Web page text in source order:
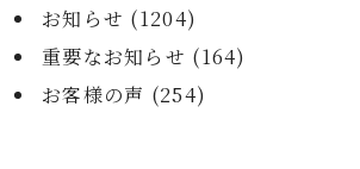
お知らせ (1204)
重要なお知らせ (164)
お客様の声 (254)